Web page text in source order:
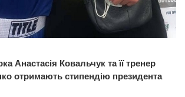
Анастасія Ковальчук та її тренер
отримають стипендію президента